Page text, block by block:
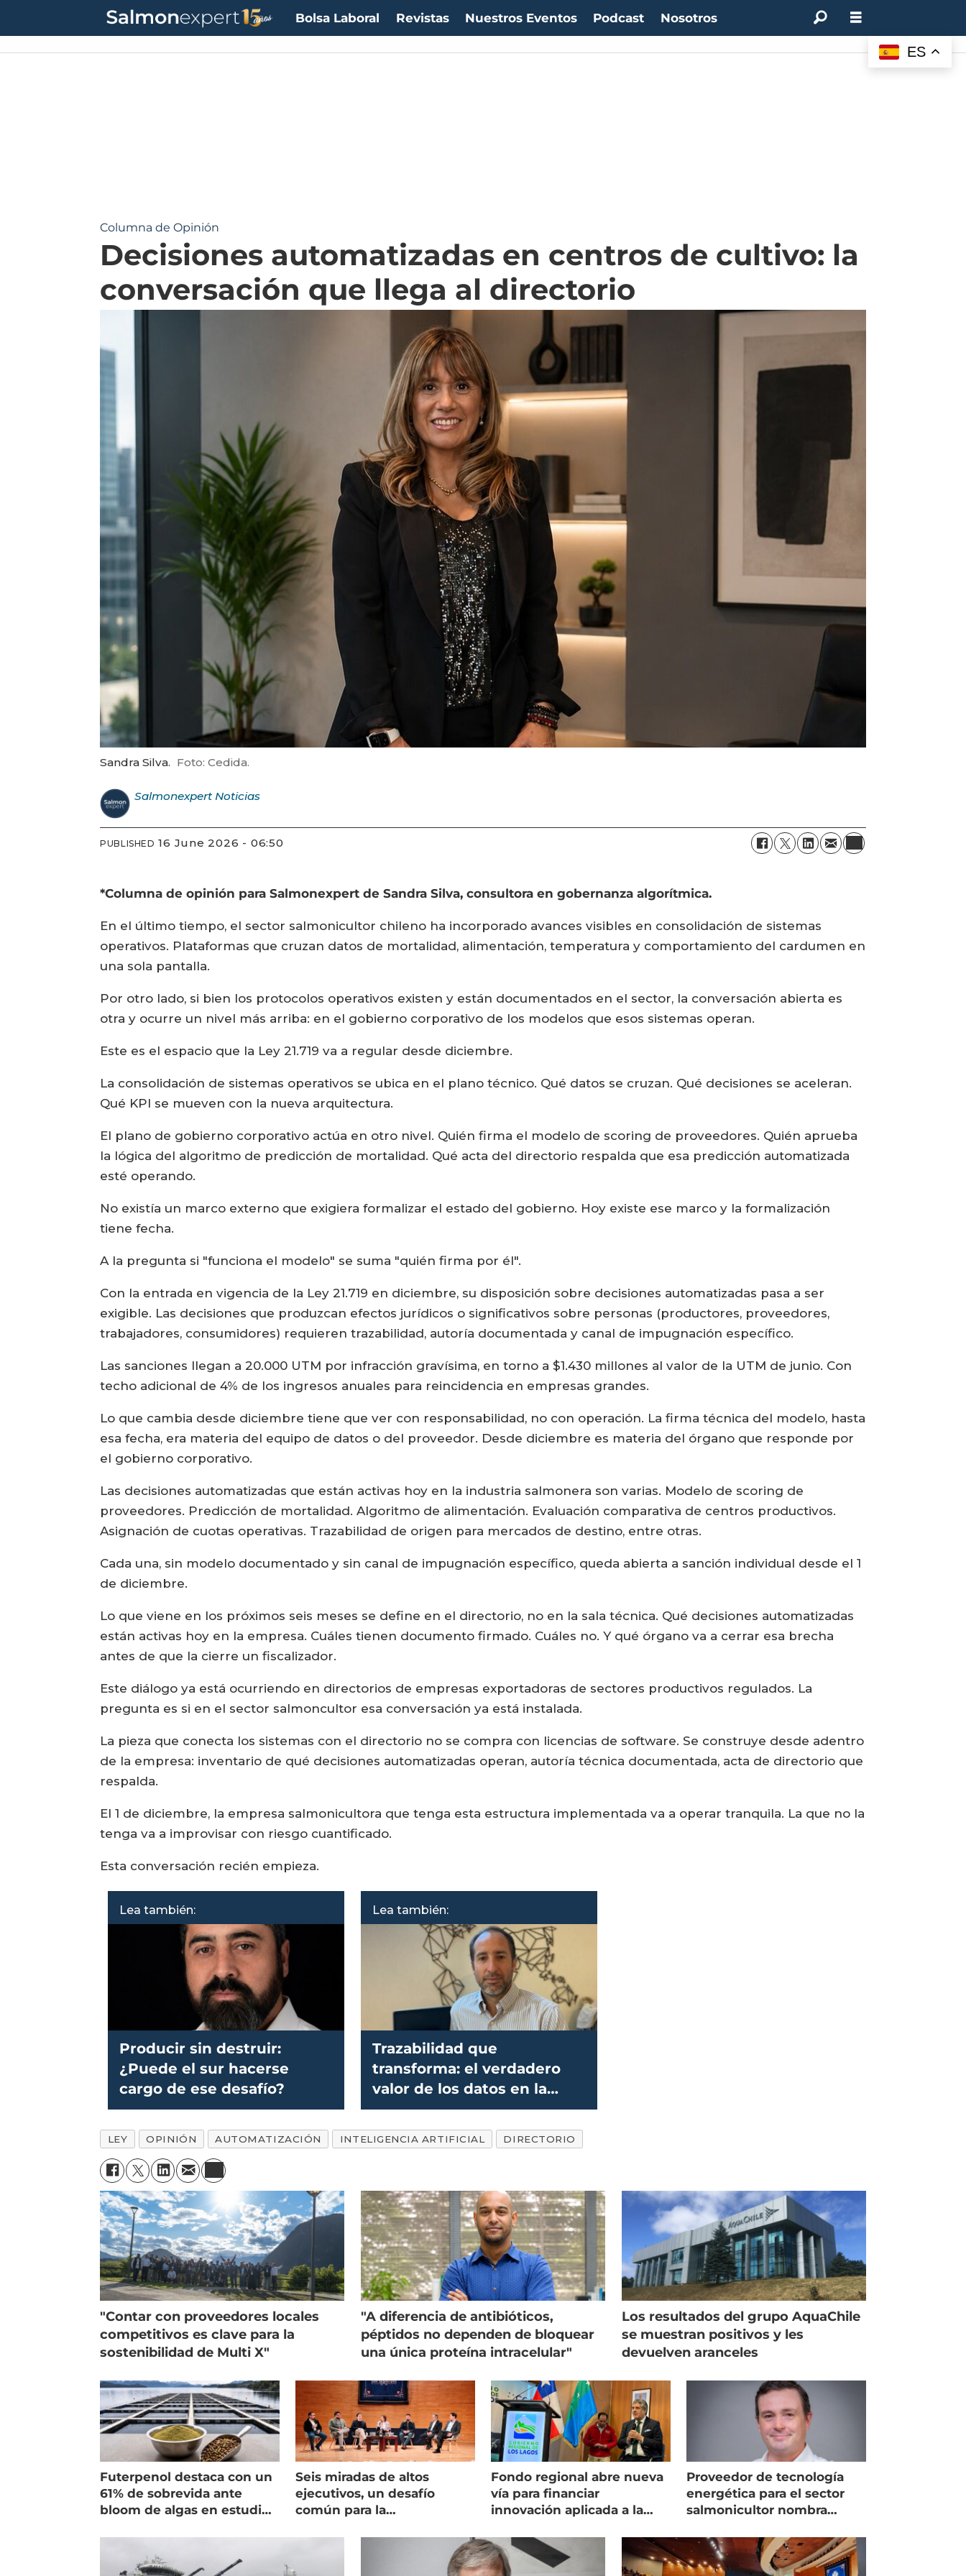
Bolsa Laboral Revistas Nuestros Eventos Podcast Nosotros
Columna de Opinión
Decisiones automatizadas en centros de cultivo: la
conversación que llega al directorio
Sandra Silva. Foto: Cedida.
Salmonexpert Noticias
PUBLISHED 16 June 2026 - 06:50
*Columna de opinión para Salmonexpert de Sandra Silva, consultora en gobernanza algorítmica.
En el último tiempo, el sector salmonicultor chileno ha incorporado avances visibles en consolidación de sistemas
operativos. Plataformas que cruzan datos de mortalidad, alimentación, temperatura y comportamiento del cardumen en
una sola pantalla.
Por otro lado, si bien los protocolos operativos existen y están documentados en el sector, la conversación abierta es
otra y ocurre un nivel más arriba: en el gobierno corporativo de los modelos que esos sistemas operan.
Este es el espacio que la Ley 21.719 va a regular desde diciembre.
La consolidación de sistemas operativos se ubica en el plano técnico. Qué datos se cruzan. Qué decisiones se aceleran.
Qué KPI se mueven con la nueva arquitectura.
El plano de gobierno corporativo actúa en otro nivel. Quién firma el modelo de scoring de proveedores. Quién aprueba
la lógica del algoritmo de predicción de mortalidad. Qué acta del directorio respalda que esa predicción automatizada
esté operando.
No existía un marco externo que exigiera formalizar el estado del gobierno. Hoy existe ese marco y la formalización
tiene fecha.
A la pregunta si "funciona el modelo" se suma "quién firma por él".
Con la entrada en vigencia de la Ley 21.719 en diciembre, su disposición sobre decisiones automatizadas pasa a ser
exigible. Las decisiones que produzcan efectos jurídicos o significativos sobre personas (productores, proveedores,
trabajadores, consumidores) requieren trazabilidad, autoría documentada y canal de impugnación específico.
Las sanciones llegan a 20.000 UTM por infracción gravísima, en torno a $1.430 millones al valor de la UTM de junio. Con
techo adicional de 4% de los ingresos anuales para reincidencia en empresas grandes.
Lo que cambia desde diciembre tiene que ver con responsabilidad, no con operación. La firma técnica del modelo, hasta
esa fecha, era materia del equipo de datos o del proveedor. Desde diciembre es materia del órgano que responde por
el gobierno corporativo.
Las decisiones automatizadas que están activas hoy en la industria salmonera son varias. Modelo de scoring de
proveedores. Predicción de mortalidad. Algoritmo de alimentación. Evaluación comparativa de centros productivos.
Asignación de cuotas operativas. Trazabilidad de origen para mercados de destino, entre otras.
Cada una, sin modelo documentado y sin canal de impugnación específico, queda abierta a sanción individual desde el 1
de diciembre.
Lo que viene en los próximos seis meses se define en el directorio, no en la sala técnica. Qué decisiones automatizadas
están activas hoy en la empresa. Cuáles tienen documento firmado. Cuáles no. Y qué órgano va a cerrar esa brecha
antes de que la cierre un fiscalizador.
Este diálogo ya está ocurriendo en directorios de empresas exportadoras de sectores productivos regulados. La
pregunta es si en el sector salmoncultor esa conversación ya está instalada.
La pieza que conecta los sistemas con el directorio no se compra con licencias de software. Se construye desde adentro
de la empresa: inventario de qué decisiones automatizadas operan, autoría técnica documentada, acta de directorio que
respalda.
El 1 de diciembre, la empresa salmonicultora que tenga esta estructura implementada va a operar tranquila. La que no la
tenga va a improvisar con riesgo cuantificado.
Esta conversación recién empieza.
Lea también:
Producir sin destruir:
¿Puede el sur hacerse
cargo de ese desafío?
Lea también:
Trazabilidad que
transforma: el verdadero
valor de los datos en la
salmonicultura
LEY OPINIÓN AUTOMATIZACIÓN INTELIGENCIA ARTIFICIAL DIRECTORIO
"Contar con proveedores locales
competitivos es clave para la
sostenibilidad de Multi X"
"A diferencia de antibióticos,
péptidos no dependen de bloquear
una única proteína intracelular"
Los resultados del grupo AquaChile
se muestran positivos y les
devuelven aranceles
Futerpenol destaca con un
61% de sobrevida ante
bloom de algas en estudio
Seis miradas de altos
ejecutivos, un desafío
común para la
Fondo regional abre nueva
vía para financiar
innovación aplicada a la
Proveedor de tecnología
energética para el sector
salmonicultor nombra
ES